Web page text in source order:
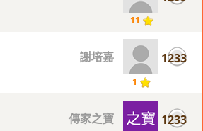
11
1233
1
謝培嘉
1233
傳家之寶